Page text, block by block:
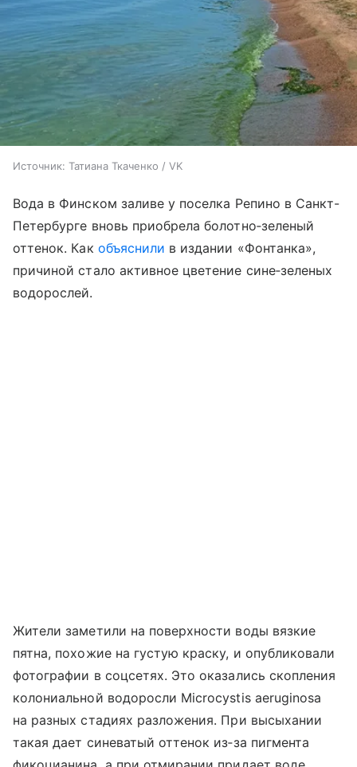
Источник: Татиана Ткаченко / VK
Вода в Финском заливе у поселка Репино в Санкт-
Петербурге вновь приобрела болотно‑зеленый
оттенок. Как объяснили в издании «Фонтанка»,
причиной стало активное цветение сине‑зеленых
водорослей.
Жители заметили на поверхности воды вязкие
пятна, похожие на густую краску, и опубликовали
фотографии в соцсетях. Это оказались скопления
колониальной водоросли Microcystis aeruginosa
на разных стадиях разложения. При высыхании
такая дает синеватый оттенок из‑за пигмента